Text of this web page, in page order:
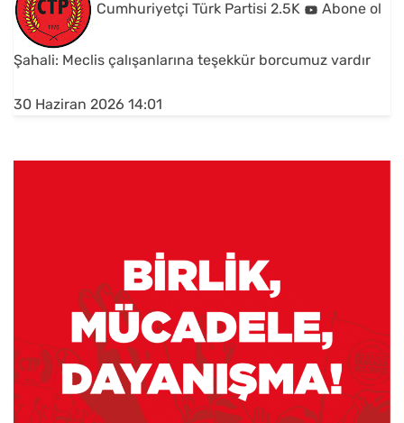
Cumhuriyetçi Türk Partisi 2.5K Abone ol
Şahali: Meclis çalışanlarına teşekkür borcumuz vardır
30 Haziran 2026 14:01